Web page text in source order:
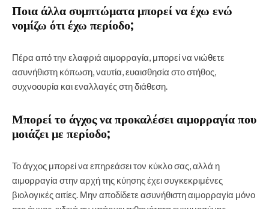
Ποια άλλα συμπτώματα μπορεί να έχω ενώ
νομίζω ότι έχω περίοδο;
Πέρα από την ελαφριά αιμορραγία, μπορεί να νιώθετε
ασυνήθιστη κόπωση, ναυτία, ευαισθησία στο στήθος,
συχνοουρία και εναλλαγές στη διάθεση.
Μπορεί το άγχος να προκαλέσει αιμορραγία που
μοιάζει με περίοδο;
Το άγχος μπορεί να επηρεάσει τον κύκλο σας, αλλά η
αιμορραγία στην αρχή της κύησης έχει συγκεκριμένες
βιολογικές αιτίες. Μην αποδίδετε ασυνήθιστη αιμορραγία μόνο